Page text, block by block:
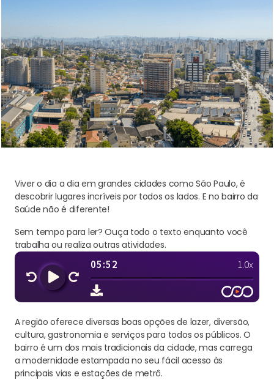
Viver o dia a dia em grandes cidades como São Paulo, é
descobrir lugares incríveis por todos os lados. E no bairro da
Saúde não é diferente!
Sem tempo para ler? Ouça todo o texto enquanto você
trabalha ou realiza outras atividades.
A região oferece diversas boas opções de lazer, diversão,
cultura, gastronomia e serviços para todos os públicos. O
bairro é um dos mais tradicionais da cidade, mas carrega
a modernidade estampada no seu fácil acesso às
principais vias e estações de metrô.